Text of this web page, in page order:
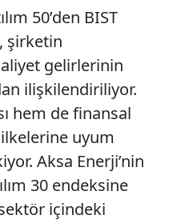
50’den BIST
şirketin
gelirlerinin
ilişkilendiriliyor.
hem de finansal
uyum
Aksa Enerji’nin
30 endeksine
içindeki